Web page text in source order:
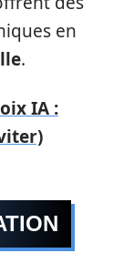
en
.
IA :